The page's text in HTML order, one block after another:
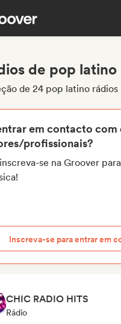
de pop latino
de 24 pop latino rádios
em contacto com
profissionais?
se na Groover
Inscreva-se para entrar em
CHIC RADIO HITS
Rádio